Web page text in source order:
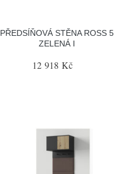
PŘEDSÍŇOVÁ STĚNA ROSS 5
ZELENÁ I
12 918 Kč